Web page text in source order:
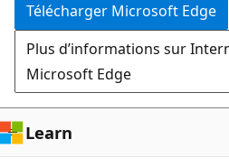
Télécharger Microsoft Edge
Plus d’informations sur
Microsoft Edge
Learn